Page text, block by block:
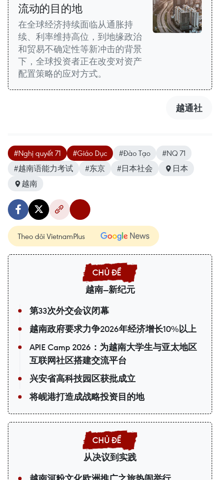
流动的目的地
在全球经济持续面临从通胀持
续、利率维持高位，到地缘政治
和贸易不确定性等新冲击的背景
下，全球投资者正在改变对资产
配置策略的应对方式。
越通社
#Nghị quyết 71 #Giáo Dục #Đào Tạo
#NQ 71
#越南语能力考试
#东京 #日本社会
日本
越南
Theo dõi VietnamPlus
越南—新纪元
第33次外交会议闭幕
越南政府要求力争2026年经济增长10%以上
APIE Camp 2026：为越南大学生与亚太地区
互联网社区搭建交流平台
兴安省高科技园区获批成立
将岘港打造成战略投资目的地
从决议到实践